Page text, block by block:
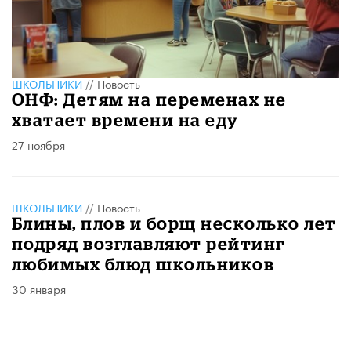
ШКОЛЬНИКИ//Новость
ОНФ: Детям на переменах не
хватает времени на еду
27 ноября
ШКОЛЬНИКИ // Новость
Блины, плов и борщ несколько лет
подряд возглавляют рейтинг
любимых блюд школьников
30 января